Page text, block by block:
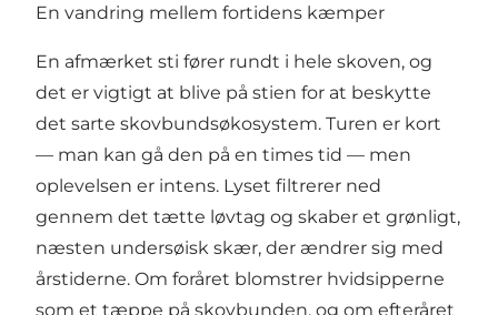
En vandring mellem fortidens kæmper
En afmærket sti fører rundt i hele skoven, og
det er vigtigt at blive på stien for at beskytte
det sarte skovbundsøkosystem. Turen er kort
— man kan gå den på en times tid — men
oplevelsen er intens. Lyset filtrerer ned
gennem det tætte løvtag og skaber et grønligt,
næsten undersøisk skær, der ændrer sig med
årstiderne. Om foråret blomstrer hvidsipperne
som et tæppe på skovbunden, og om efteråret